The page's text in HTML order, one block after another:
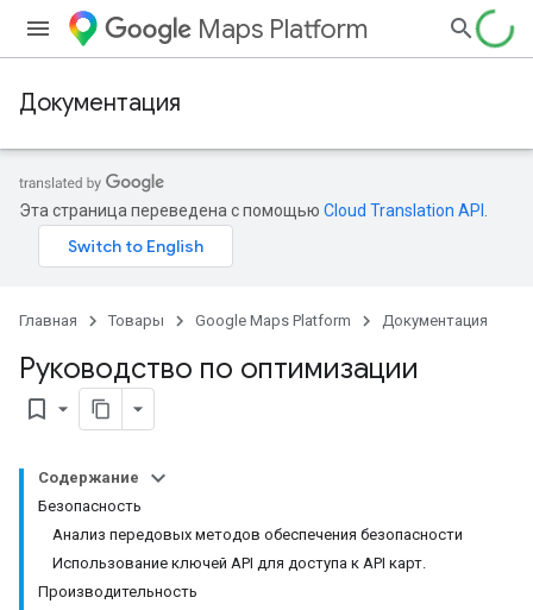
Maps Platform
Документация
Эта страница переведена с помощью Cloud Translation API
Главная Товары Google Maps Platform Документация
Руководство по оптимизации
bookmark_border
Содержание
Безопасность
Анализ передовых методов обеспечения безопасности
Использование ключей API для доступа к API карт.
Производительность